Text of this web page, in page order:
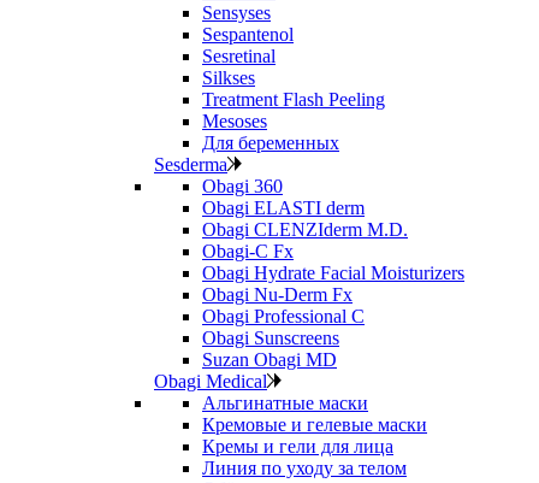
Sensyses
Sespantenol
Sesretinal
Silkses
Treatment Flash Peeling
Mesoses
Для беременных
Sesderma
Obagi 360
Obagi ELASTI derm
Obagi CLENZIderm M.D.
Obagi-C Fx
Obagi Hydrate Facial Moisturizers
Obagi Nu-Derm Fx
Obagi Professional C
Obagi Sunscreens
Suzan Obagi MD
Obagi Medical
Альгинатные маски
Кремовые и гелевые маски
Кремы и гели для лица
Линия по уходу за телом